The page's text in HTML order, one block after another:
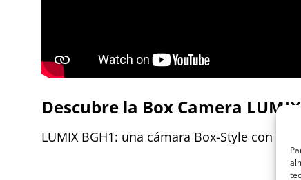
Descubre la Box Camera LUMIX
LUMIX BGH1: una cámara Box-Style con